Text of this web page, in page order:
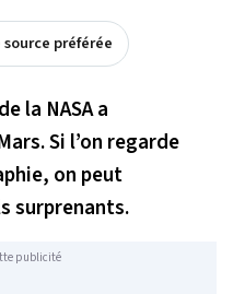
préférée
la NASA a
Si l’on regarde
on peut
surprenants.
publicité